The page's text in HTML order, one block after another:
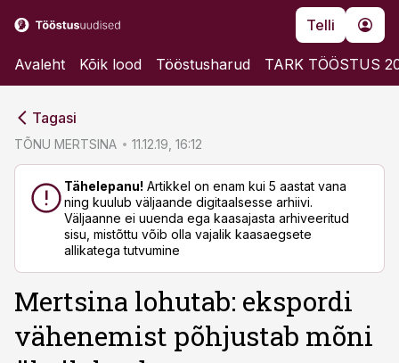
Telli
Avaleht Kõik lood Tööstusharud TARK TÖÖSTUS
Tagasi
TÕNU MERTSINA 11.12.19, 16:12
Tähelepanu! Artikkel on enam kui 5 aastat vana
ning kuulub väljaande digitaalsesse arhiivi.
Väljaanne ei uuenda ega kaasajasta arhiveeritud
sisu, mistõttu võib olla vajalik kaasaegsete
allikatega tutvumine
Mertsina lohutab: ekspordi
vähenemist põhjustab mõni